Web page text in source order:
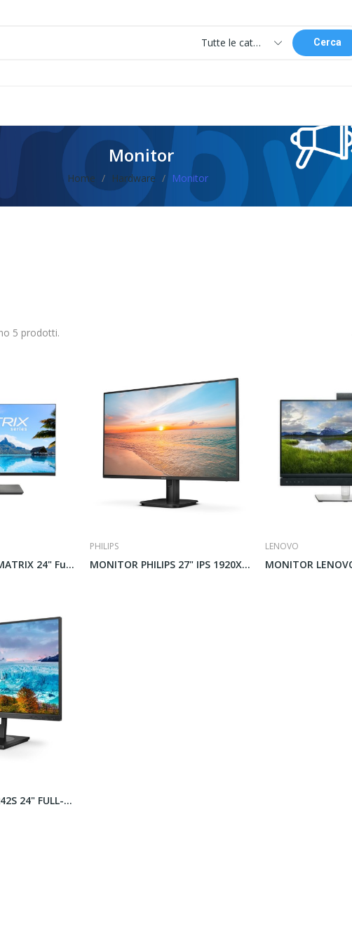
Tutte le categorie Cerca
Monitor
Home Hardware Monitor
5 prodotti.
MONITOR YASHI MATRIX 24" FullHD MM VGA DP HDMI
PHILIPS
MONITOR PHILIPS 27" IPS 1920X1080 Multimediale
LENOVO
Monitor PHILIPS 242S 24" FULL-HD - Multimediale...